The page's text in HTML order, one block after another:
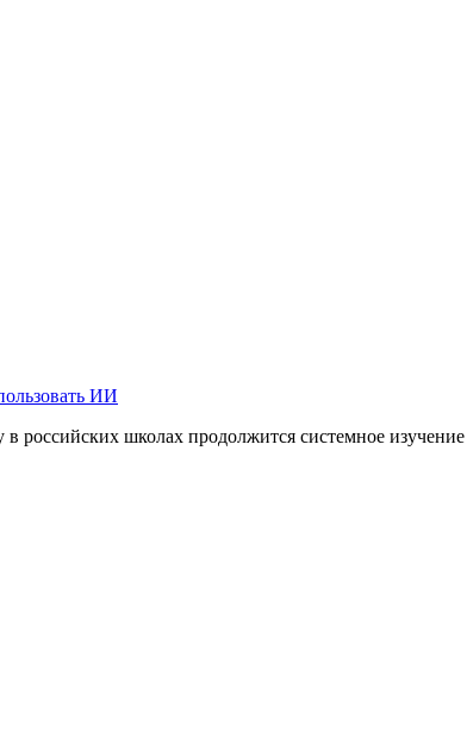
ИИ
российских школах продолжится системное